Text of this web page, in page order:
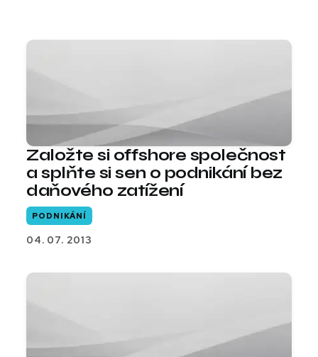
Založte si offshore společnost
a splňte si sen o podnikání bez
daňového zatížení
PODNIKÁNÍ
04. 07. 2013